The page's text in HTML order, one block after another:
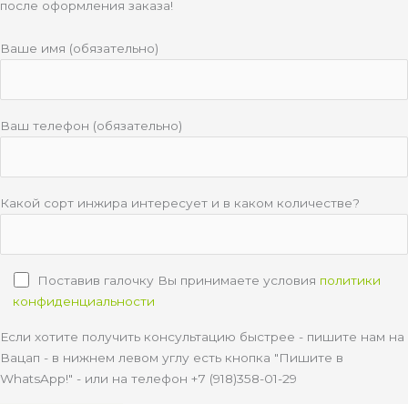
после оформления заказа!
Ваше имя (обязательно)
Ваш телефон (обязательно)
Какой сорт инжира интересует и в каком количестве?
Поставив галочку Вы принимаете условия политики
конфиденциальности
Если хотите получить консультацию быстрее - пишите нам на
Вацап - в нижнем левом углу есть кнопка "Пишите в
WhatsApp!" - или на телефон +7 (918)358-01-29